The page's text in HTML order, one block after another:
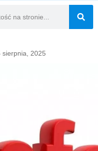
sierpnia, 2025